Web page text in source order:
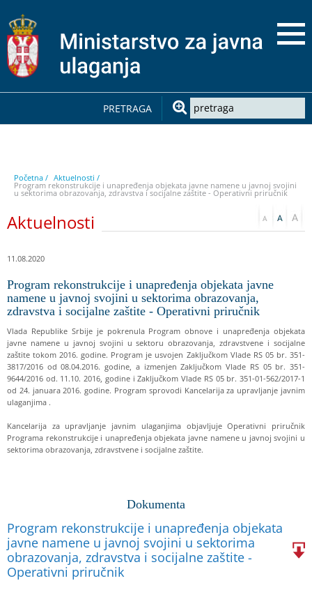
PRETRAGA
Početna / Aktuelnosti /
Program rekonstrukcije i unapređenja objekata javne namene u javnoj svojini
u sektorima obrazovanja, zdravstva i socijalne zaštite - Operativni priručnik
Aktuelnosti
11.08.2020
Program rekonstrukcije i unapređenja objekata javne
namene u javnoj svojini u sektorima obrazovanja,
zdravstva i socijalne zaštite - Operativni priručnik
Vlada Republike Srbije je pokrenula Program obnove i unapređenja objekata
javne namene u javnoj svojini u sektoru obrazovanja, zdravstvene i socijalne
zaštite tokom 2016. godine. Program je usvojen Zaključkom Vlade RS 05 br. 351-
3817/2016 od 08.04.2016. godine, a izmenjen Zaključkom Vlade RS 05 br. 351-
9644/2016 od. 11.10. 2016, godine i Zaključkom Vlade RS 05 br. 351-01-562/2017-1
od 24. januara 2016. godine. Program sprovodi Kancelarija za upravljanje javnim
ulaganjima .
Kancelarija za upravljanje javnim ulaganjima objavljuje Operativni priručnik
Programa rekonstrukcije i unapređenja objekata javne namene u javnoj svojini u
sektorima obrazovanja, zdravstvene i socijalne zaštite.
Dokumenta
Program rekonstrukcije i unapređenja objekata
javne namene u javnoj svojini u sektorima
obrazovanja, zdravstva i socijalne zaštite -
Operativni priručnik